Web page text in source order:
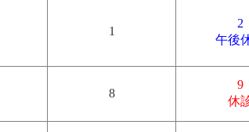
1
2
午後
8
9
休